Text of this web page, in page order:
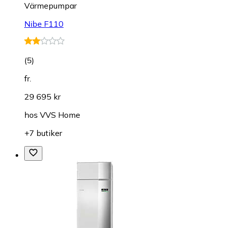
Värmepumpar
Nibe F110
(5)
fr.
29 695 kr
hos VVS Home
+7 butiker